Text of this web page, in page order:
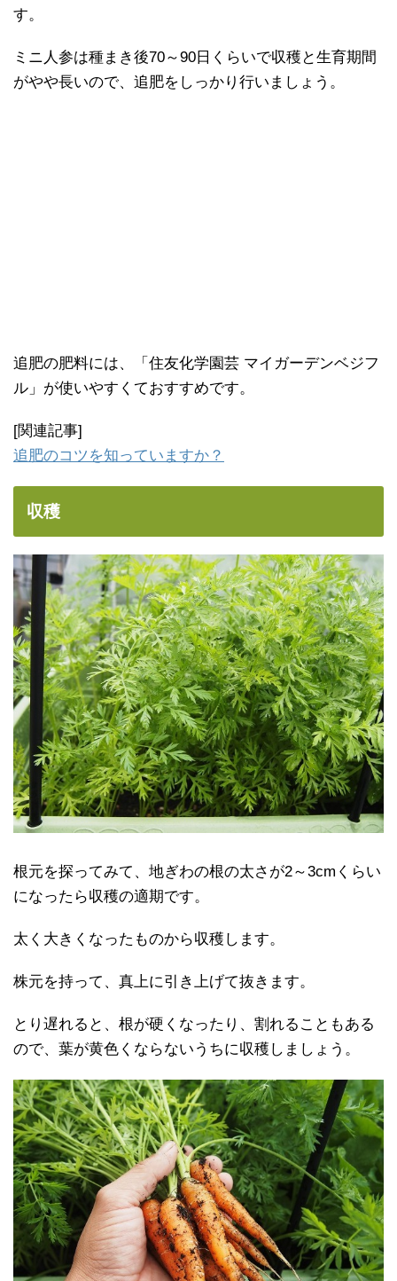
す。
ミニ人参は種まき後70～90日くらいで収穫と生育期間
がやや長いので、追肥をしっかり行いましょう。
追肥の肥料には、「住友化学園芸 マイガーデンベジフ
ル」が使いやすくておすすめです。
[関連記事]
追肥のコツを知っていますか？
収穫
根元を探ってみて、地ぎわの根の太さが2～3cmくらい
になったら収穫の適期です。
太く大きくなったものから収穫します。
株元を持って、真上に引き上げて抜きます。
とり遅れると、根が硬くなったり、割れることもある
ので、葉が黄色くならないうちに収穫しましょう。